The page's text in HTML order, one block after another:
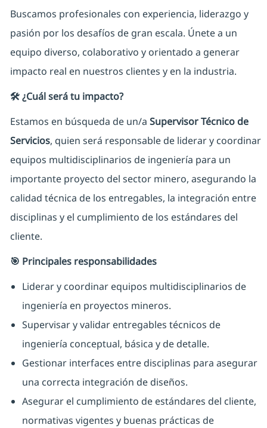
Buscamos profesionales con experiencia, liderazgo y
pasión por los desafíos de gran escala. Únete a un
equipo diverso, colaborativo y orientado a generar
impacto real en nuestros clientes y en la industria.
🛠 ¿Cuál será tu impacto?
Estamos en búsqueda de un/a Supervisor Técnico de
Servicios, quien será responsable de liderar y coordinar
equipos multidisciplinarios de ingeniería para un
importante proyecto del sector minero, asegurando la
calidad técnica de los entregables, la integración entre
disciplinas y el cumplimiento de los estándares del
cliente.
🎯 Principales responsabilidades
Liderar y coordinar equipos multidisciplinarios de
ingeniería en proyectos mineros.
Supervisar y validar entregables técnicos de
ingeniería conceptual, básica y de detalle.
Gestionar interfaces entre disciplinas para asegurar
una correcta integración de diseños.
Asegurar el cumplimiento de estándares del cliente,
normativas vigentes y buenas prácticas de